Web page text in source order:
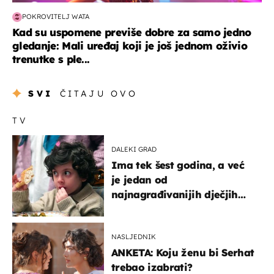
POKROVITELJ WATA
Kad su uspomene previše dobre za samo jedno
gledanje: Mali uređaj koji je još jednom oživio
trenutke s ple...
SVI ČITAJU OVO
TV
DALEKI GRAD
Ima tek šest godina, a već
je jedan od
najnagrađivanijih dječjih
NASLJEDNIK
ANKETA: Koju ženu bi Serhat
trebao izabrati?